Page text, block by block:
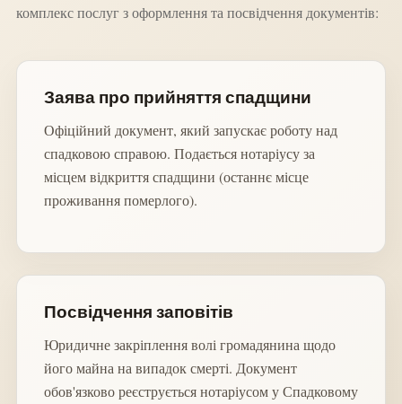
комплекс послуг з оформлення та посвідчення документів:
Заява про прийняття спадщини
Офіційний документ, який запускає роботу над
спадковою справою. Подається нотаріусу за
місцем відкриття спадщини (останнє місце
проживання померлого).
Посвідчення заповітів
Юридичне закріплення волі громадянина щодо
його майна на випадок смерті. Документ
обов'язково реєструється нотаріусом у Спадковому